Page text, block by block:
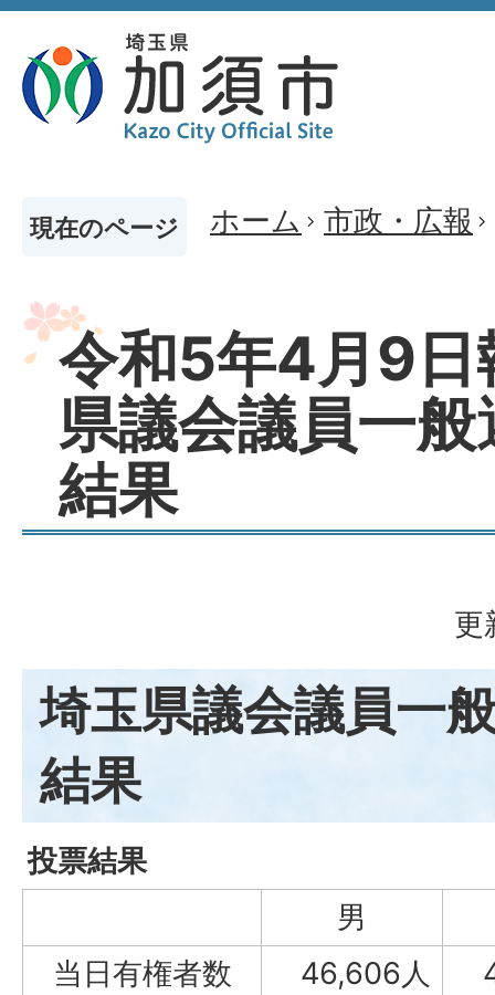
現在のページ ホーム 市政・広報
令和5年4月9日
県議会議員一
結果
更
埼玉県議会議員一
結果
投票結果
男
当日有権者数
46,606人